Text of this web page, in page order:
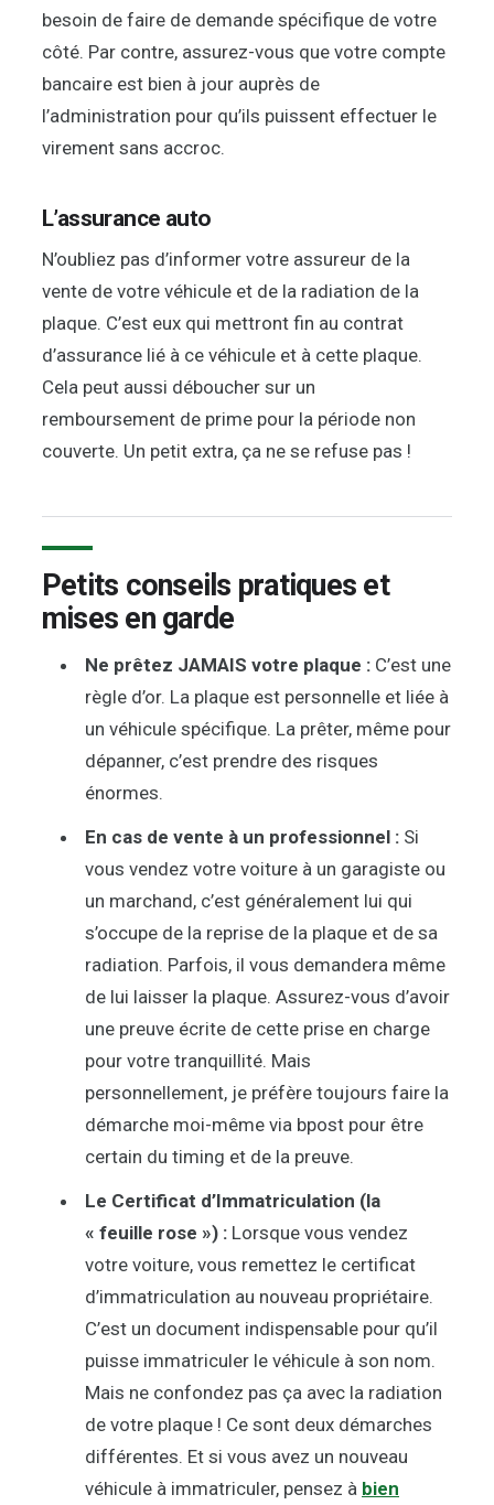
besoin de faire de demande spécifique de votre
côté. Par contre, assurez-vous que votre compte
bancaire est bien à jour auprès de
l’administration pour qu’ils puissent effectuer le
virement sans accroc.
L’assurance auto
N’oubliez pas d’informer votre assureur de la
vente de votre véhicule et de la radiation de la
plaque. C’est eux qui mettront fin au contrat
d’assurance lié à ce véhicule et à cette plaque.
Cela peut aussi déboucher sur un
remboursement de prime pour la période non
couverte. Un petit extra, ça ne se refuse pas !
Petits conseils pratiques et
mises en garde
Ne prêtez JAMAIS votre plaque : C’est une
règle d’or. La plaque est personnelle et liée à
un véhicule spécifique. La prêter, même pour
dépanner, c’est prendre des risques
énormes.
En cas de vente à un professionnel : Si
vous vendez votre voiture à un garagiste ou
un marchand, c’est généralement lui qui
s’occupe de la reprise de la plaque et de sa
radiation. Parfois, il vous demandera même
de lui laisser la plaque. Assurez-vous d’avoir
une preuve écrite de cette prise en charge
pour votre tranquillité. Mais
personnellement, je préfère toujours faire la
démarche moi-même via bpost pour être
certain du timing et de la preuve.
Le Certificat d’Immatriculation (la
« feuille rose ») : Lorsque vous vendez
votre voiture, vous remettez le certificat
d’immatriculation au nouveau propriétaire.
C’est un document indispensable pour qu’il
puisse immatriculer le véhicule à son nom.
Mais ne confondez pas ça avec la radiation
de votre plaque ! Ce sont deux démarches
différentes. Et si vous avez un nouveau
véhicule à immatriculer, pensez à bien